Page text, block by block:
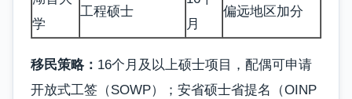
学
工程硕士
月
偏远地区加分
移民策略： 16个月及以上硕士项目，配偶可申请
开放式工签（SOWP）；安省硕士省提名（OINP